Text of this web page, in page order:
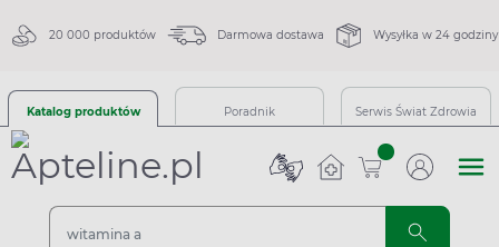
20 000 produktów Darmowa dostawa Wysyłka w 24 godziny
Katalog produktów Poradnik Serwis Świat Zdrowia
sztuk